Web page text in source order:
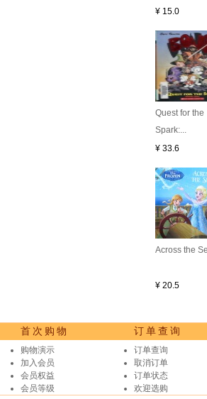
¥ 15.0
Quest for the
Spark:...
¥ 33.6
Across the
¥ 20.5
首次购物
购物演示
加入会员
会员权益
会员等级
订单查询
订单查询
取消订单
订单状态
欢迎选购